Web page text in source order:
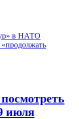
в НАТО
июля